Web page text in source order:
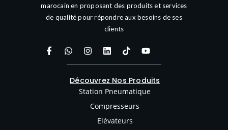
marocain en proposant des produits et services
de qualité pour répondre aux besoins de ses
clients
Découvrez Nos Produits
Station Pneumatique
Compresseurs
Elévateurs